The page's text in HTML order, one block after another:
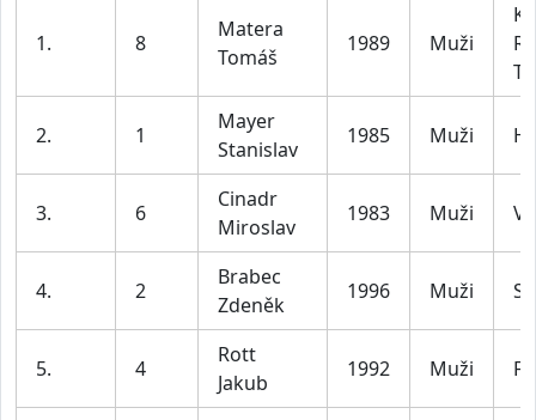
1. 8
Matera
Tomáš
1989 Muži
2. 1
Mayer
Stanislav
1985 Muži
3. 6
Cinadr
Miroslav
1983 Muži
4. 2
Brabec
Zdeněk
1996 Muži
5. 4
Rott
Jakub
1992 Muži